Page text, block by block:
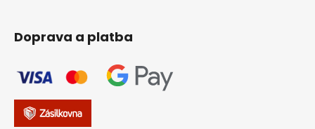
Doprava a platba